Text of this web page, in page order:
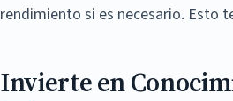
rendimiento si es necesario. Esto
Invierte en